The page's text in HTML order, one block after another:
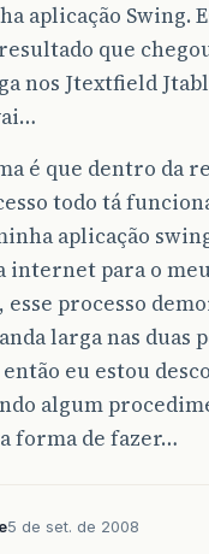
aplicação Swing.
resultado que
nos Jtextfield
é que dentro da
todo tá
aplicação
internet para o
esse processo
larga nas duas
eu estou
algum
forma de fazer…
5 de set. de 2008